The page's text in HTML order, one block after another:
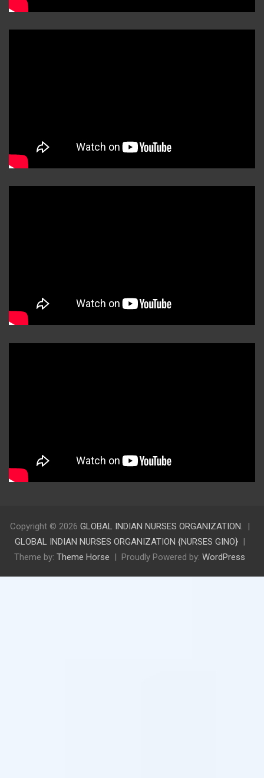
Copyright © 2026 GLOBAL INDIAN NURSES ORGANIZATION.
GLOBAL INDIAN NURSES ORGANIZATION {NURSES GINO}
Theme by: Theme Horse Proudly Powered by: WordPress